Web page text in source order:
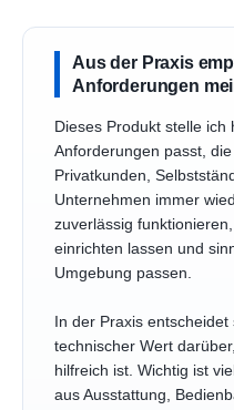
Aus der Praxis
Anforderungen
Dieses Produkt stelle ich
Anforderungen passt,
Privatkunden,
Unternehmen immer
zuverlässig
einrichten lassen und
Umgebung passen.
In der Praxis
technischer Wert
hilfreich ist. Wichtig ist
aus Ausstattung,